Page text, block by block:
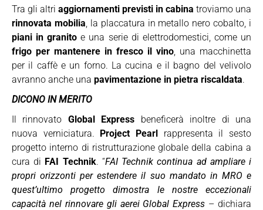
Tra gli altri aggiornamenti previsti in cabina troviamo una
rinnovata mobilia, la placcatura in metallo nero cobalto, i
piani in granito e una serie di elettrodomestici, come un
frigo per mantenere in fresco il vino, una macchinetta
per il caffè e un forno. La cucina e il bagno del velivolo
avranno anche una pavimentazione in pietra riscaldata.
DICONO IN MERITO
Il rinnovato Global Express beneficerà inoltre di una
nuova verniciatura. Project Pearl rappresenta il sesto
progetto interno di ristrutturazione globale della cabina a
cura di FAI Technik. “FAI Technik continua ad ampliare i
propri orizzonti per estendere il suo mandato in MRO e
quest’ultimo progetto dimostra le nostre eccezionali
capacità nel rinnovare gli aerei Global Express – dichiara